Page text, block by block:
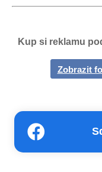
Kup si reklamu
Zobrazit